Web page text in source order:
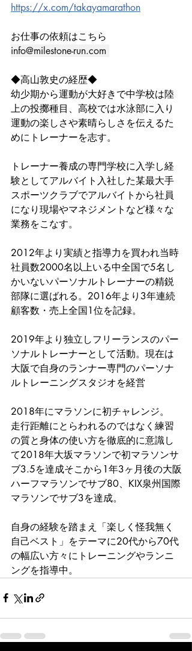
https://x.com/takayamarathon
お仕事の依頼はこちら
info@milestone-run.com
◆高山敦史の経歴◆
幼少期から運動が大好きで中学校は陸
上の投擲種目、高校では水泳部に入り
運動の楽しさや素晴らしさを伝えるた
めにトレーナーを志す。
トレーナー養成の専門学校に入学し経
験としてアルバイト入社した某最大手
スポーツクラブでアルバイトから社員
になり現場やマネジメントなど様々な
業務をこなす。
2012年より実績と指導力を買われ当時
社員数2000名以上いる中全国で5名し
かいないパーソナルトレーナーの精鋭
部隊に選ばれる。2016年より3年連続
顧客数・売上全国1位を記録。
2019年より独立しフリーランスのパー
ソナルトレーナーとして活動。現在は
大阪で自身のランナー専門のパーソナ
ルトレーニングスタジオを経営
2018年にマラソンに初チャレンジ。
走行距離にとらわれるのではなく練習
の質と身体の使い方を徹底的に意識し
て2018年大坂マラソンで初マラソンサ
ブ3.5を達成そこから1年3ヶ月後の大阪
ハーフマラソンでサブ80、KIX泉州国際
マラソンでサブ3を達成。
自身の経験を踏まえ「楽しく怪我無く
自己ベスト」をテーマに20代から70代
の幅広い方々にトレーニングやランニ
ングを指導中。